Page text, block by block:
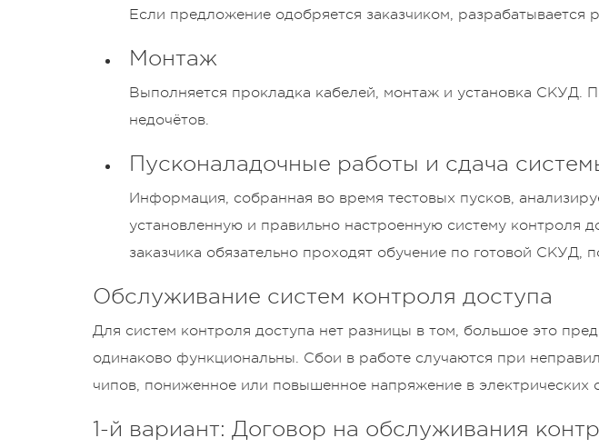
Если предложение одобряется заказчиком, разрабатывается
Монтаж
Выполняется прокладка кабелей, монтаж и установка СКУД.
недочётов.
Пусконаладочные работы и сдача
Информация, собранная во время тестовых пусков,
установленную и правильно настроенную систему контроля
заказчика обязательно проходят обучение по готовой СКУД,
Обслуживание систем контроля доступа
Для систем контроля доступа нет разницы в том, большое это
одинаково функциональны. Сбои в работе случаются при
чипов, пониженное или повышенное напряжение в электрических
1-й вариант: Договор на обслуживания